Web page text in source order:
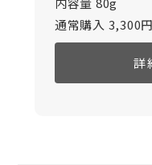
通常購入 3,300円
詳